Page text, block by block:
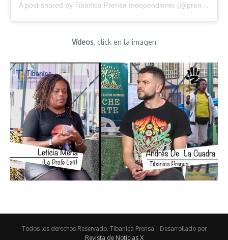
A post shared by Tibanica Prensa Independiente (@prensatibanica)
Vídeos, click en la imagen
Todos los derechos Reservado. Tibanica Prensa | Desarrollado por
Revista de Noticias X